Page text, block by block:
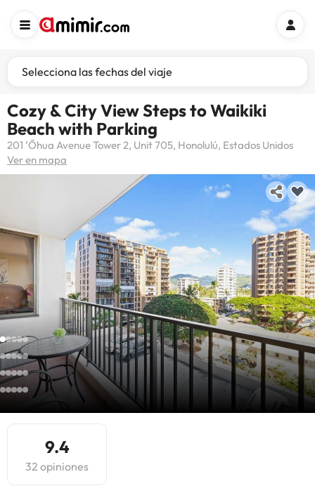
Selecciona las fechas del viaje
Cozy & City View Steps to Waikiki
Beach with Parking
201 ʻŌhua Avenue Tower 2, Unit 705, Honolulú, Estados Unidos
Ver en mapa
9.4
32 opiniones